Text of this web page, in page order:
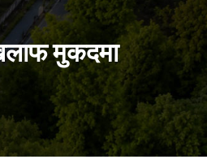
मुकदमा